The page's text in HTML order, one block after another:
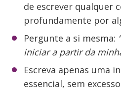
de escrever qualquer
profundamente por
Pergunte a si mesma:
iniciar a partir da
Escreva apenas uma
essencial, sem